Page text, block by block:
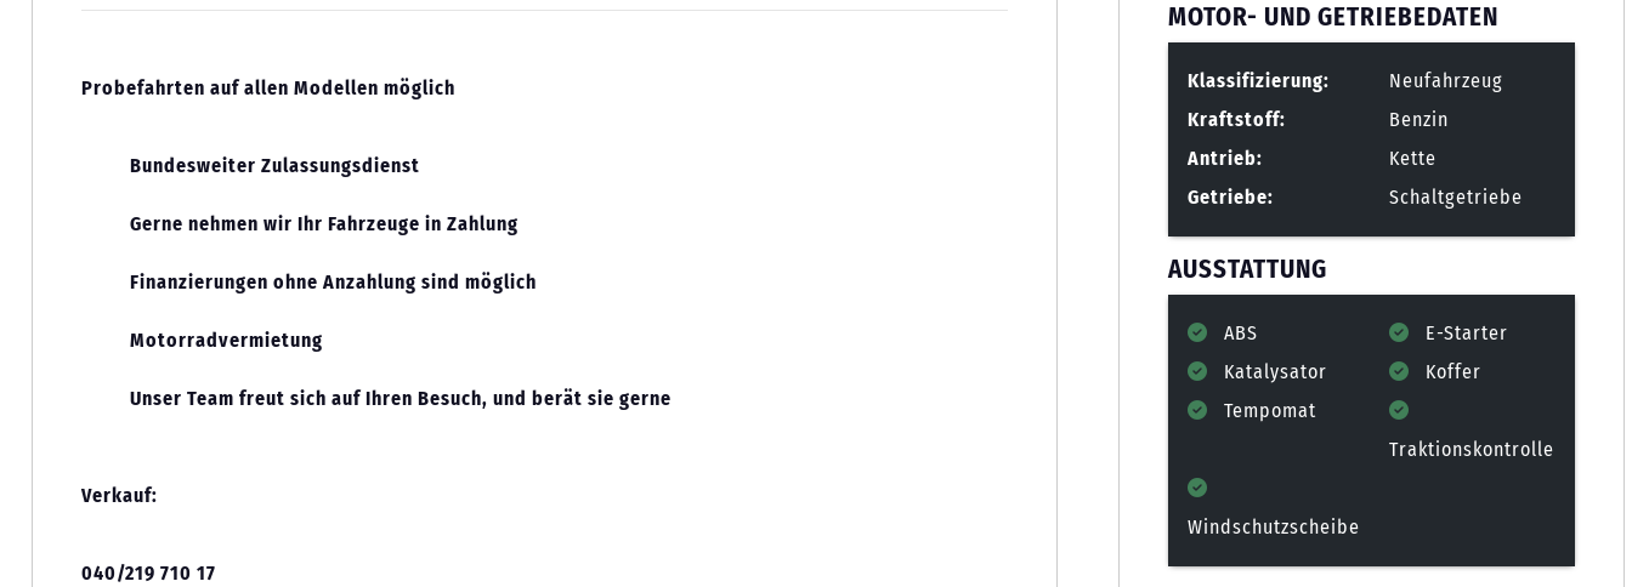
Probefahrten auf allen Modellen möglich
Bundesweiter Zulassungsdienst
Gerne nehmen wir Ihr Fahrzeuge in Zahlung
Finanzierungen ohne Anzahlung sind möglich
Motorradvermietung
Unser Team freut sich auf Ihren Besuch, und berät sie gerne
Verkauf:
040/219 710 17
MOTOR- UND GETRIEBEDATEN
Klassifizierung:
Neufahrzeug
Kraftstoff:
Benzin
Antrieb:
Kette
Getriebe:
Schaltgetriebe
AUSSTATTUNG
ABS
E-Starter
Katalysator
Koffer
Tempomat
Traktionskontrolle
Windschutzscheibe